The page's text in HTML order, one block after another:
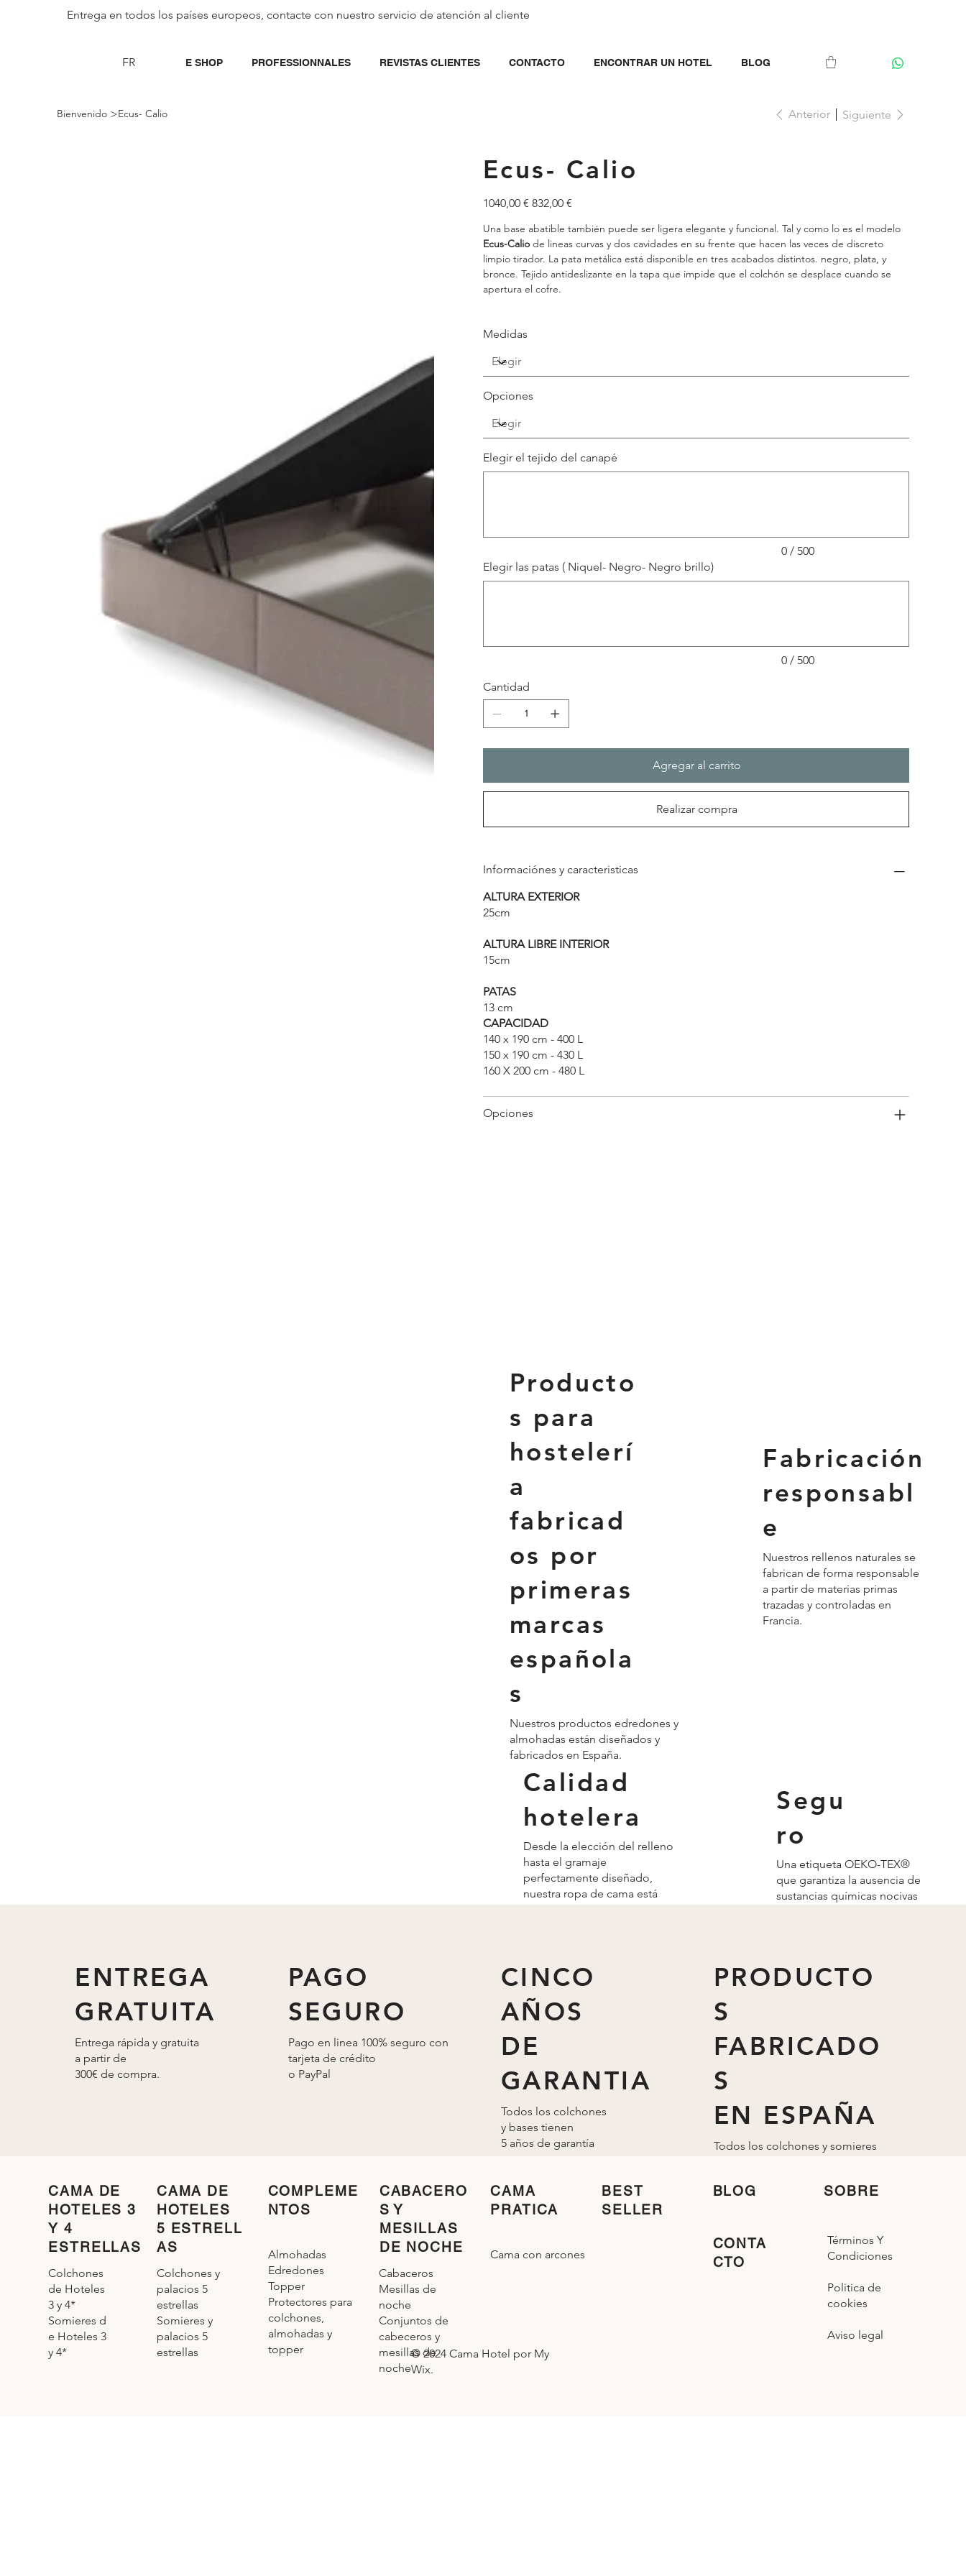
Entrega en todos los países europeos, contacte con nuestro servicio de atención al cliente
E SHOP PROFESSIONNALES REVISTAS CLIENTES CONTACTO ENCONTRAR UN HOTEL BLOG
FR
Bienvenido >Ecus- Calio Anterior Siguiente
Ecus- Calio
Precio
original
1040,00 € Precio
de
832,00 €
Una base abatible también puede ser ligera elegante y funcional. Tal y como lo es el modelo
Ecus-Calio de lineas curvas y dos cavidades en su frente que hacen las veces de discreto
limpio tirador. La pata metálica está disponible en tres acabados distintos. negro, plata, y
bronce. Tejido antideslizante en la tapa que impide que el colchón se desplace cuando se
apertura el cofre.
Medidas
Opciones
Elegir el tejido del canapé
0 / 500
Elegir las patas ( Niquel- Negro- Negro brillo)
0 / 500
Cantidad
Agregar al carrito
Realizar compra
Informaciónes y caracteristicas
ALTURA EXTERIOR
25cm
ALTURA LIBRE INTERIOR
15cm
PATAS
13 cm
CAPACIDAD
140 x 190 cm - 400 L
150 x 190 cm - 430 L
160 X 200 cm - 480 L
Opciones
Producto
s para
hostelerí
a
fabricad
os por
primeras
marcas
española
s
Nuestros productos edredones y
almohadas están diseñados y
fabricados en España.
Calidad
hotelera
Desde la elección del relleno
hasta el gramaje
perfectamente diseñado,
nuestra ropa de cama está
Fabricación
responsabl
e
Nuestros rellenos naturales se
fabrican de forma responsable
a partir de materias primas
trazadas y controladas en
Francia.
Segu
ro
Una etiqueta OEKO-TEX®
que garantiza la ausencia de
sustancias químicas nocivas
ENTREGA
GRATUITA
Entrega rápida y gratuita
a partir de
300€ de compra.
PAGO
SEGURO
Pago en linea 100% seguro con
tarjeta de crédito
o PayPal
CINCO
AÑOS
DE
GARANTIA
Todos los colchones
y bases tienen
5 años de garantía
PRODUCTO
S
FABRICADO
S
EN ESPAÑA
Todos los colchones y somieres
CAMA DE
HOTELES 3
Y 4
ESTRELLAS
Colchones
de Hoteles
3 y 4*
Somieres d
e Hoteles 3
y 4*
CAMA DE
HOTELES
5 ESTRELL
AS
Colchones y
palacios 5
estrellas
Somieres y
palacios 5
estrellas
COMPLEME
NTOS
Almohadas
Edredones
Topper
Protectores para
colchones,
almohadas y
topper
CABACERO
S Y
MESILLAS
DE NOCHE
Cabaceros
Mesillas de
noche
Conjuntos de
cabeceros y
mesillas de
noche
© 2024 Cama Hotel por My
Wix.
CAMA
PRATICA
Cama con arcones
BEST
SELLER
BLOG
CONTA
CTO
SOBRE
Términos Y
Condiciones
Politica de
cookies
Aviso legal